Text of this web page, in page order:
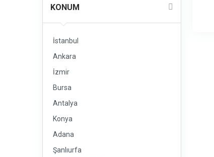
KONUM
İstanbul
Ankara
İzmir
Bursa
Antalya
Konya
Adana
Şanlıurfa